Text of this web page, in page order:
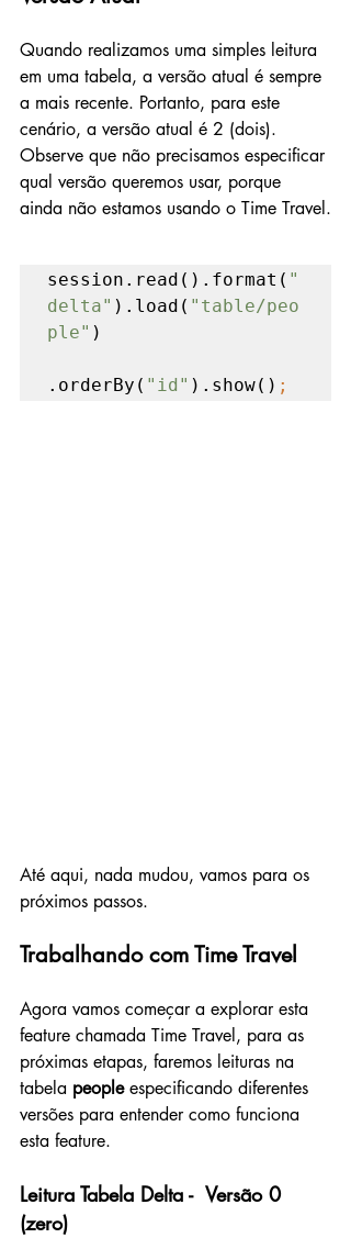
Quando realizamos uma simples leitura
em uma tabela, a versão atual é sempre
a mais recente. Portanto, para este
cenário, a versão atual é 2 (dois).
Observe que não precisamos especificar
qual versão queremos usar, porque
ainda não estamos usando o Time Travel.
session.read().format( "
delta" ).load( "table/peo
ple" )
.orderBy( "id" ).show() ;
Até aqui, nada mudou, vamos para os
próximos passos.
Trabalhando com Time Travel
Agora vamos começar a explorar esta
feature chamada Time Travel, para as
próximas etapas, faremos leituras na
tabela people especificando diferentes
versões para entender como funciona
esta feature.
Leitura Tabela Delta -  Versão 0
(zero)